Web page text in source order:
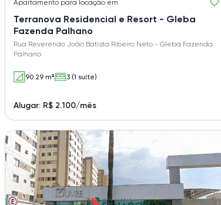
Apartamento para locação em
Terranova Residencial e Resort - Gleba
Fazenda Palhano
Rua Reverendo João Batista Ribeiro Neto - Gleba Fazenda
Palhano
90.29 m² 3 (1 suíte)
Alugar: R$ 2.100/mês